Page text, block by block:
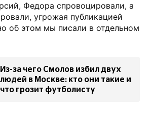
Федора спровоцировали, а
угрожая публикацией
об этом мы писали в отдельном
Из-за чего Смолов избил двух
людей в Москве: кто они такие и
что грозит футболисту